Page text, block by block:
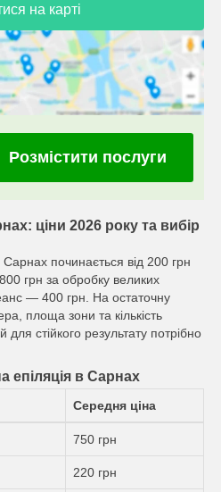
на карті
Розмістити послуги
ціни 2026 року та вибір
Сарнах починається від 200 грн
грн за обробку великих
— 400 грн. На остаточну
площа зони та кількість
стійкого результату потрібно
епіляція в Сарнах
Середня ціна
750 грн
220 грн